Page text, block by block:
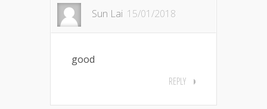
Sun Lai 15/01/2018
good
REPLY